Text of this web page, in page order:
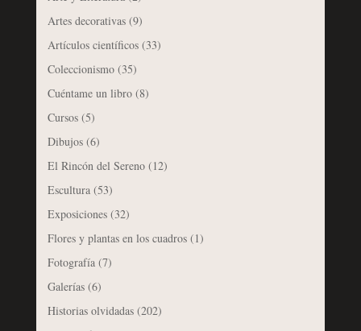
Artes decorativas(9)
Artículos científicos(33)
Coleccionismo(35)
Cuéntame un libro(8)
Cursos(5)
Dibujos(6)
El Rincón del Sereno(12)
Escultura(53)
Exposiciones(32)
Flores y plantas en los cuadros(1)
Fotografía(7)
Galerías(6)
Historias olvidadas(202)